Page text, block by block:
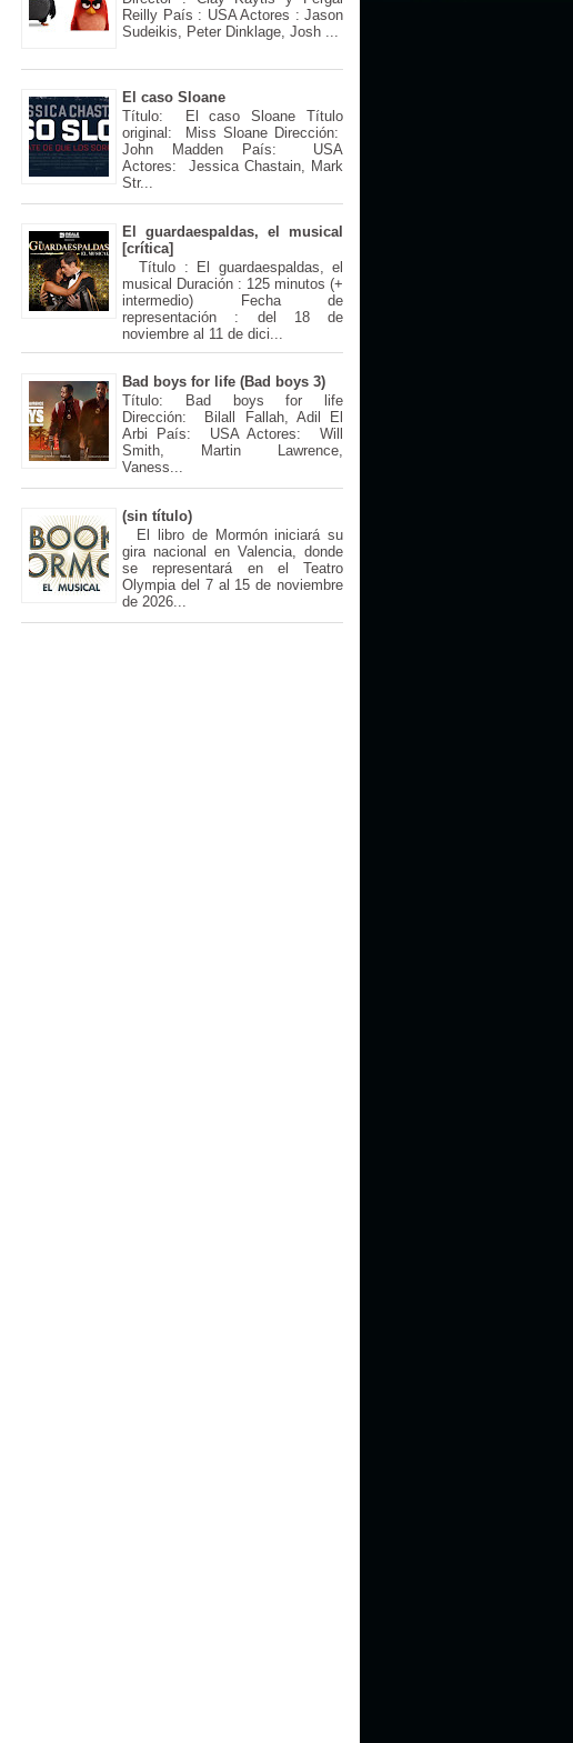
Reilly País : USA Actores : Jason
Sudeikis, Peter Dinklage, Josh ...
El caso Sloane
Título: El caso Sloane Título
original: Miss Sloane Dirección:
John Madden País: USA
Actores: Jessica Chastain, Mark
Str...
El guardaespaldas, el musical
[crítica]
Título : El guardaespaldas, el
musical Duración : 125 minutos (+
intermedio) Fecha de
representación : del 18 de
noviembre al 11 de dici...
Bad boys for life (Bad boys 3)
Título: Bad boys for life
Dirección: Bilall Fallah, Adil El
Arbi País: USA Actores: Will
Smith, Martin Lawrence,
Vaness...
(sin título)
El libro de Mormón iniciará su
gira nacional en Valencia, donde
se representará en el Teatro
Olympia del 7 al 15 de noviembre
de 2026...